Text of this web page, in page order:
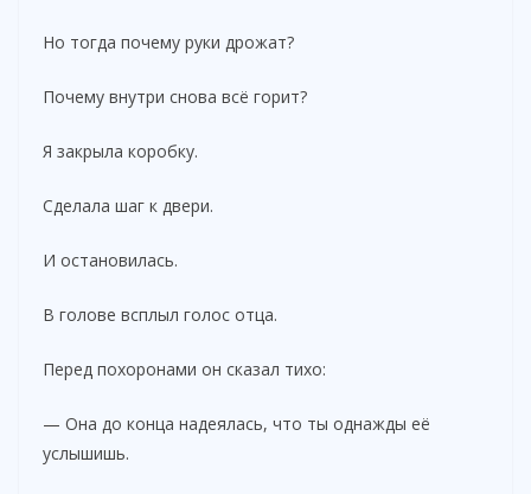
Но тогда почему руки дрожат?
Почему внутри снова всё горит?
Я закрыла коробку.
Сделала шаг к двери.
И остановилась.
В голове всплыл голос отца.
Перед похоронами он сказал тихо:
— Она до конца надеялась, что ты однажды её
услышишь.